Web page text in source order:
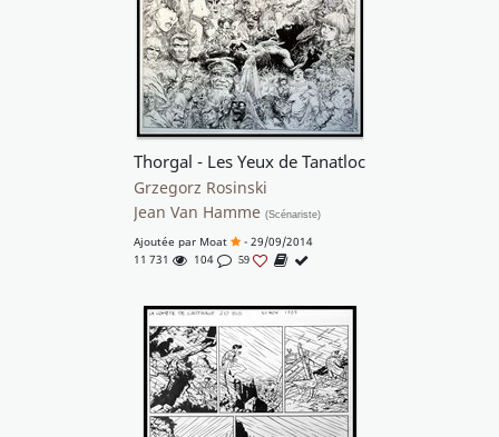
Thorgal - Les Yeux de Tanatloc
Grzegorz Rosinski
Jean Van Hamme (Scénariste)
Ajoutée par Moat
- 29/09/2014
11 731
104 59